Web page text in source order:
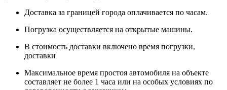
Доставка за границей города оплачивается по часам.
Погрузка осуществляется на открытые машины.
В стоимость доставки включено время погрузки,
доставки
Максимальное время простоя автомобиля на объекте
составляет не более 1 часа или на особых условиях по